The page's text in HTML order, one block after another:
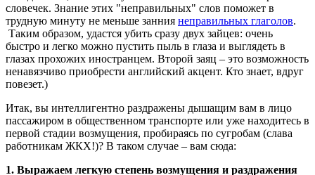
словечек. Знание этих "неправильных" слов поможет в
трудную минуту не меньше занния неправильных глаголов.
Таким образом, удастся убить сразу двух зайцев: очень
быстро и легко можно пустить пыль в глаза и выглядеть в
глазах прохожих иностранцем. Второй заяц – это возможность
ненавязчиво приобрести английский акцент. Кто знает, вдруг
повезет.)
Итак, вы интеллигентно раздражены дышащим вам в лицо
пассажиром в общественном транспорте или уже находитесь в
первой стадии возмущения, пробираясь по сугробам (слава
работникам ЖКХ!)? В таком случае – вам сюда:
1. Выражаем легкую степень возмущения и раздражения